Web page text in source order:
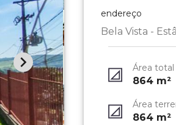
endereço
Bela Vista -
Área total
864m²
Área
864m²